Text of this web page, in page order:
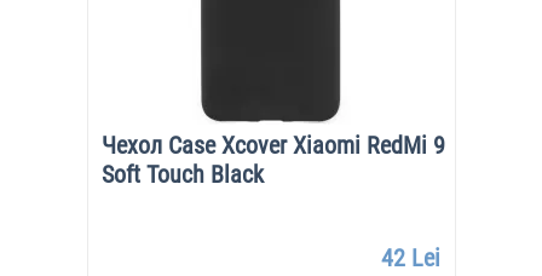
Чехол Case Xcover Xiaomi RedMi 9
Soft Touch Black
42 Lei